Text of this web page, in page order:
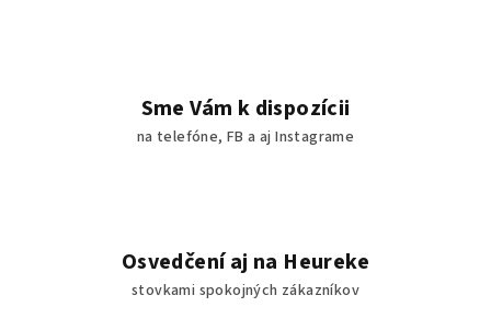
Sme Vám k dispozícii
na telefóne, FB a aj Instagrame
Osvedčení aj na Heureke
stovkami spokojných zákazníkov